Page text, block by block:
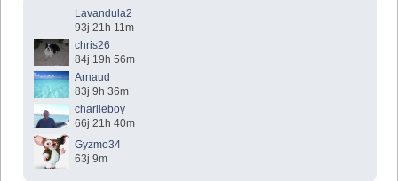
Lavandula2
93j 21h 11m
chris26
84j 19h 56m
Arnaud
83j 9h 36m
charlieboy
66j 21h 40m
Gyzmo34
63j 9m